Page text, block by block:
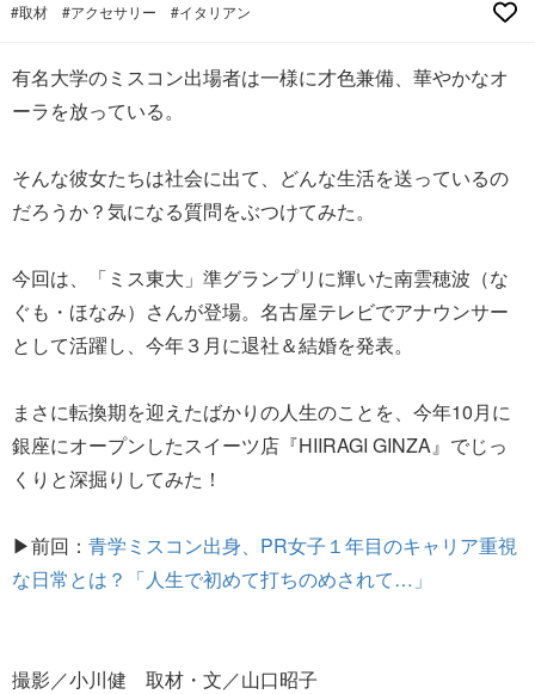
#取材 #アクセサリー #イタリアン
有名大学のミスコン出場者は一様に才色兼備、華やかなオ
ーラを放っている。
そんな彼女たちは社会に出て、どんな生活を送っているの
だろうか？気になる質問をぶつけてみた。
今回は、「ミス東大」準グランプリに輝いた南雲穂波（な
ぐも・ほなみ）さんが登場。名古屋テレビでアナウンサー
として活躍し、今年３月に退社＆結婚を発表。
まさに転換期を迎えたばかりの人生のことを、今年10月に
銀座にオープンしたスイーツ店『HIIRAGI GINZA』でじっ
くりと深掘りしてみた！
▶前回： 青学ミスコン出身、PR女子１年目のキャリア重視
な日常とは？「人生で初めて打ちのめされて…」
撮影／小川健 取材・文／山口昭子